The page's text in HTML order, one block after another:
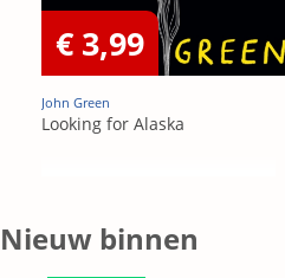
€ 3,99
John Green
Looking for Alaska
Nieuw binnen